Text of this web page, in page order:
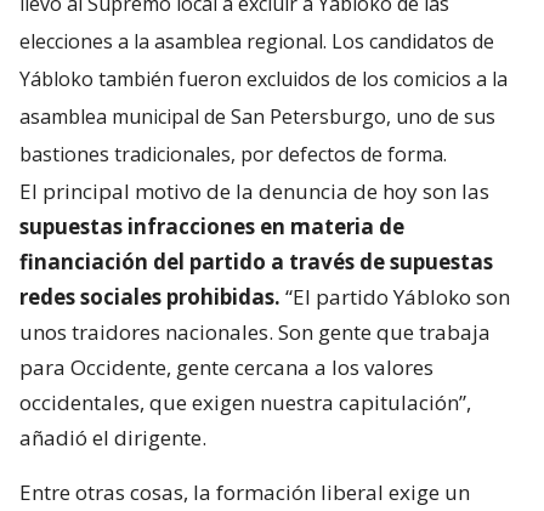
elecciones a la asamblea regional. Los candidatos de
Yábloko también fueron excluidos de los comicios a la
asamblea municipal de San Petersburgo, uno de sus
bastiones tradicionales, por defectos de forma.
El principal motivo de la denuncia de hoy son las
supuestas infracciones en materia de
financiación del partido a través de supuestas
redes sociales prohibidas. “El partido Yábloko son
unos traidores nacionales. Son gente que trabaja
para Occidente, gente cercana a los valores
occidentales, que exigen nuestra capitulación”,
añadió el dirigente.
Entre otras cosas, la formación liberal exige un